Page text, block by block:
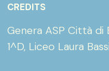
CREDITS
Genera ASP Città di
1^D, Liceo Laura